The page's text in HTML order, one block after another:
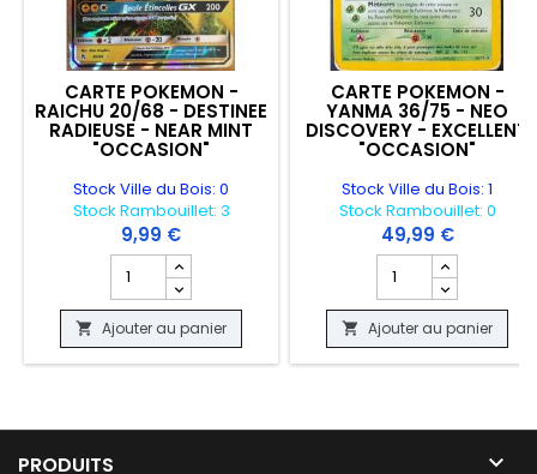
CARTE POKEMON -
RAICHU 20/68 - DESTINEE
RADIEUSE - NEAR MINT
"OCCASION"
Stock Ville du Bois: 0
Stock Rambouillet: 3
9,99 €
Champ quantité du produit CARTE POKEMON - RAICHU
 Ajouter au panier
CARTE POKEMON -
YANMA 36/75 - NEO
DISCOVERY - EXCELLENT
"OCCASION"
Stock Ville du Bois: 1
Stock Rambouillet: 0
49,99 €
Champ quantité du
 Ajouter au panier
PRODUITS 